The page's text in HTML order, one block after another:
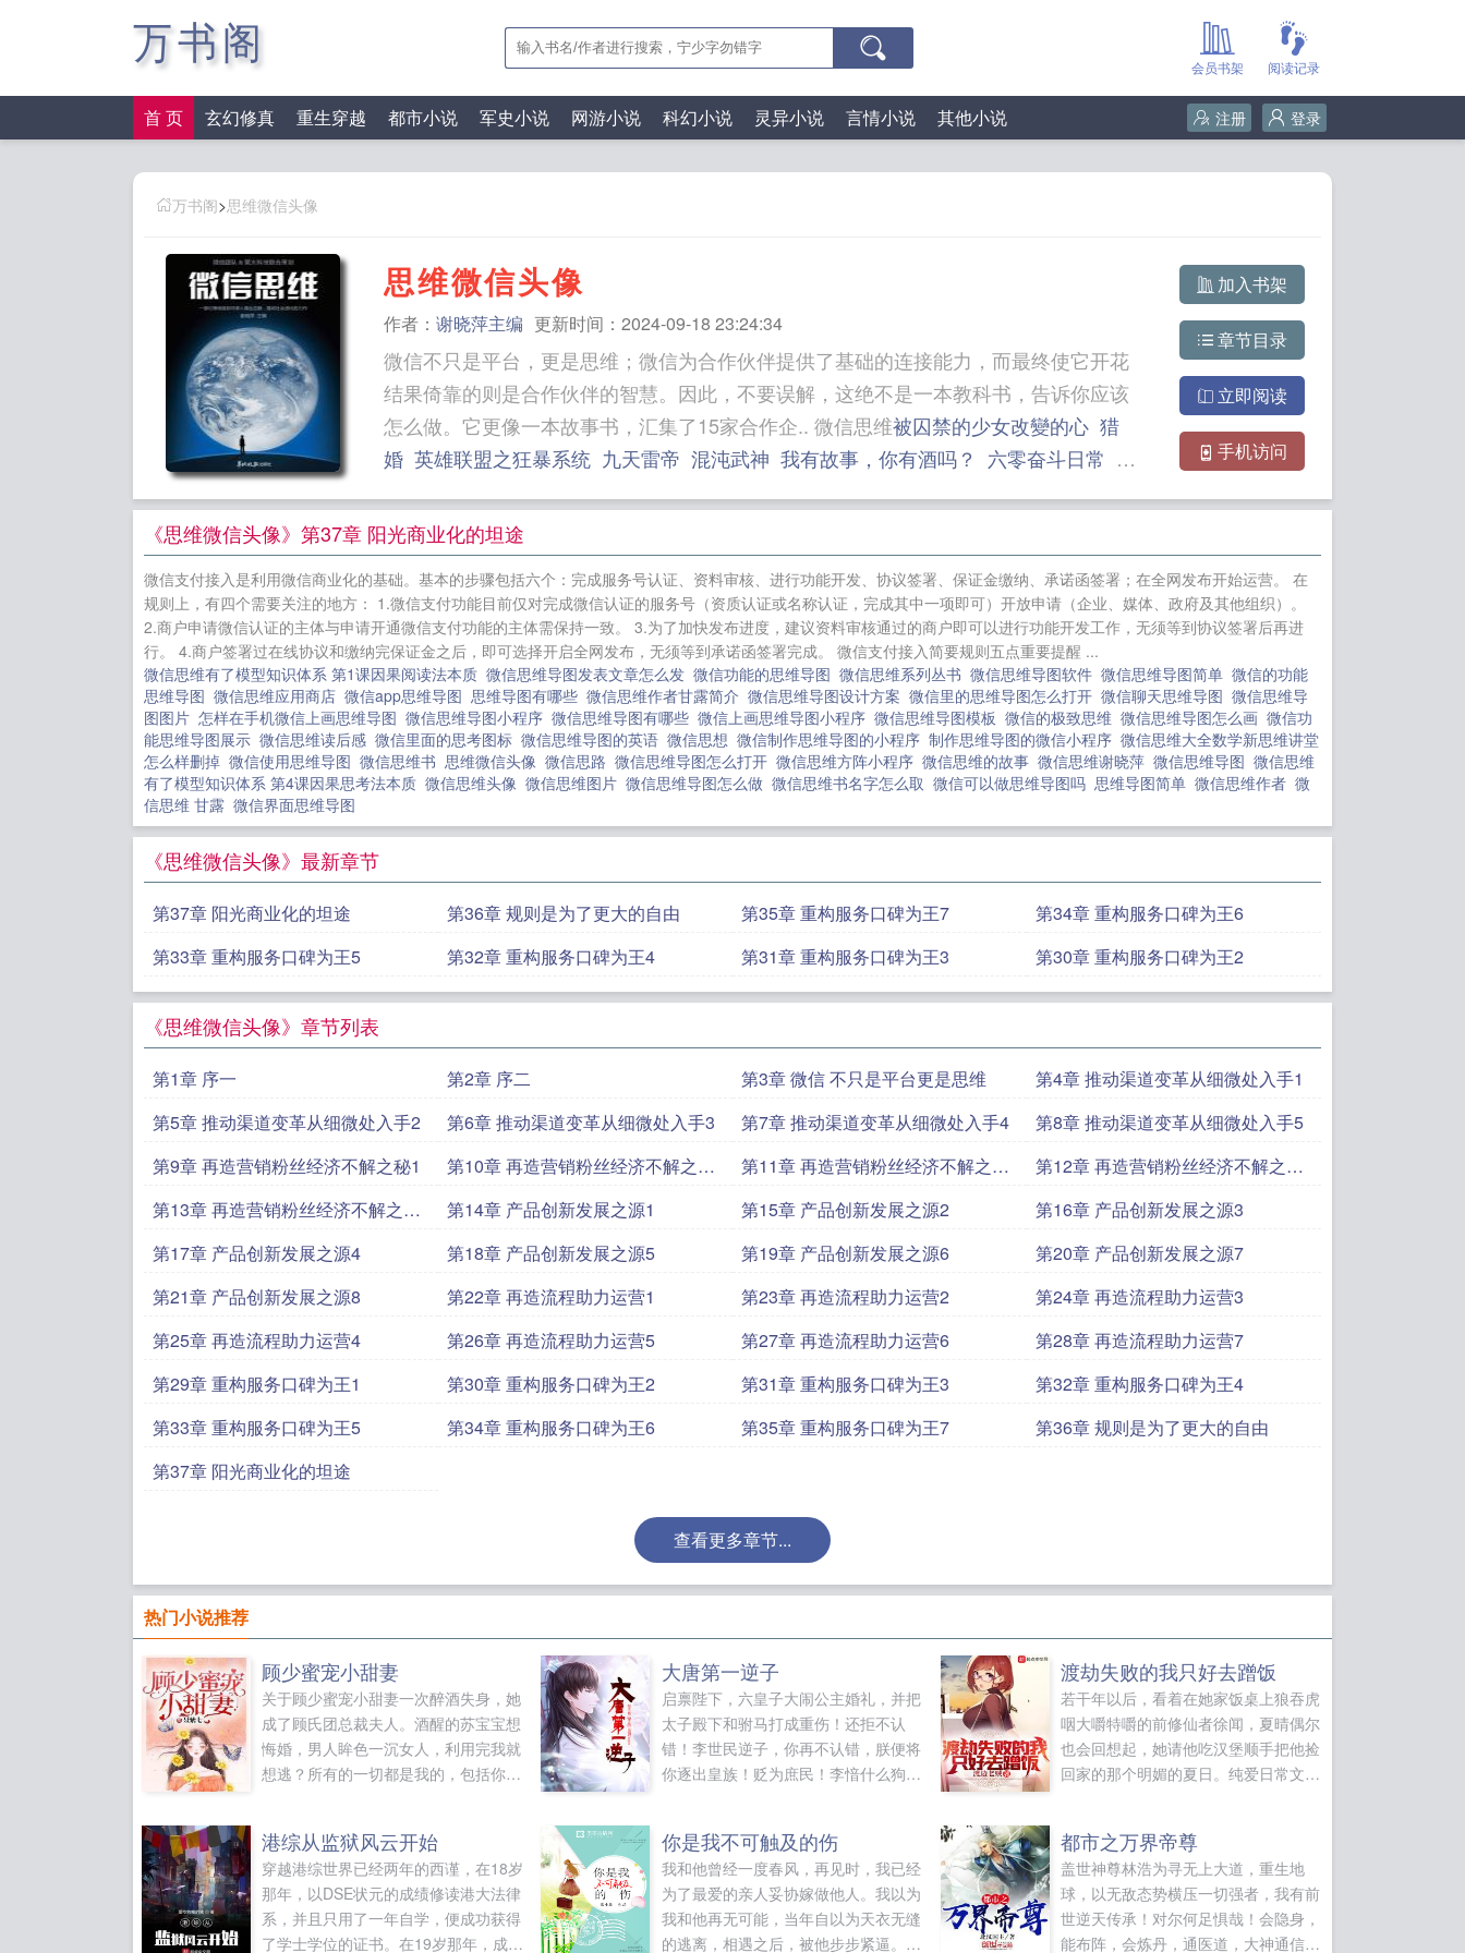
万书阁 阅读记录
会员书架
首 页 玄幻修真 重生穿越 都市小说 军史小说 网游小说 科幻小说 灵异小说 言情小说 其他小说 登录
注册
万书阁>思维微信头像
思维微信头像
作者： 谢晓萍主编 更新时间：2024-09-18 23:24:34
微信不只是平台，更是思维；微信为合作伙伴提供了基础的连接能力，而最终使它开花
结果倚靠的则是合作伙伴的智慧。因此，不要误解，这绝不是一本教科书，告诉你应该
怎么做。它更像一本故事书，汇集了15家合作企.. 微信思维被囚禁的少女改變的心 猎
婚 英雄联盟之狂暴系统 九天雷帝 混沌武神 我有故事，你有酒吗？ 六零奋斗日常 怪
良人共枕眠 你说爱像云
处，为爱而狂
加入书架
章节目录
立即阅读
手机访问
《思维微信头像》第37章 阳光商业化的坦途
微信支付接入是利用微信商业化的基础。基本的步骤包括六个：完成服务号认证、资料审核、进行功能开发、协议签署、保证金缴纳、承诺函签署；在全网发布开始运营。 在
规则上，有四个需要关注的地方： 1.微信支付功能目前仅对完成微信认证的服务号（资质认证或名称认证，完成其中一项即可）开放申请（企业、媒体、政府及其他组织）。
2.商户申请微信认证的主体与申请开通微信支付功能的主体需保持一致。 3.为了加快发布进度，建议资料审核通过的商户即可以进行功能开发工作，无须等到协议签署后再进
行。 4.商户签署过在线协议和缴纳完保证金之后，即可选择开启全网发布，无须等到承诺函签署完成。 微信支付接入简要规则五点重要提醒 ...
微信思维有了模型知识体系 第1课因果阅读法本质 微信思维导图发表文章怎么发 微信功能的思维导图 微信思维系列丛书 微信思维导图软件 微信思维导图简单 微信的功能
思维导图 微信思维应用商店 微信app思维导图 思维导图有哪些 微信思维作者甘露简介 微信思维导图设计方案 微信里的思维导图怎么打开 微信聊天思维导图 微信思维导
图图片 怎样在手机微信上画思维导图 微信思维导图小程序 微信思维导图有哪些 微信上画思维导图小程序 微信思维导图模板 微信的极致思维 微信思维导图怎么画 微信功
能思维导图展示 微信思维读后感 微信里面的思考图标 微信思维导图的英语 微信思想 微信制作思维导图的小程序 制作思维导图的微信小程序 微信思维大全数学新思维讲堂
怎么样删掉 微信使用思维导图 微信思维书 思维微信头像 微信思路 微信思维导图怎么打开 微信思维方阵小程序 微信思维的故事 微信思维谢晓萍 微信思维导图 微信思维
有了模型知识体系 第4课因果思考法本质 微信思维头像 微信思维图片 微信思维导图怎么做 微信思维书名字怎么取 微信可以做思维导图吗 思维导图简单 微信思维作者 微
信思维 甘露 微信界面思维导图
《思维微信头像》最新章节
第37章 阳光商业化的坦途 第36章 规则是为了更大的自由 第35章 重构服务口碑为王7
第34章 重构服务口碑为王6
第33章 重构服务口碑为王5
第32章 重构服务口碑为王4 第31章 重构服务口碑为王3 第30章 重构服务口碑为王2
《思维微信头像》章节列表
第1章 序一 第2章 序二 第3章 微信 不只是平台更是思维
第4章 推动渠道变革从细微处入手1
第5章 推动渠道变革从细微处入手2
第6章 推动渠道变革从细微处入手3 第7章 推动渠道变革从细微处入手4
第8章 推动渠道变革从细微处入手5
第9章 再造营销粉丝经济不解之秘1
第10章 再造营销粉丝经济不解之秘
2
第11章 再造营销粉丝经济不解之秘
3
第12章 再造营销粉丝经济不解之秘
4
第13章 再造营销粉丝经济不解之秘
5
第14章 产品创新发展之源1 第15章 产品创新发展之源2
第16章 产品创新发展之源3
第17章 产品创新发展之源4
第18章 产品创新发展之源5 第19章 产品创新发展之源6
第20章 产品创新发展之源7
第21章 产品创新发展之源8
第22章 再造流程助力运营1 第23章 再造流程助力运营2
第24章 再造流程助力运营3
第25章 再造流程助力运营4
第26章 再造流程助力运营5 第27章 再造流程助力运营6
第28章 再造流程助力运营7
第29章 重构服务口碑为王1
第30章 重构服务口碑为王2 第31章 重构服务口碑为王3
第32章 重构服务口碑为王4
第33章 重构服务口碑为王5
第34章 重构服务口碑为王6 第35章 重构服务口碑为王7
第36章 规则是为了更大的自由
第37章 阳光商业化的坦途
查看更多章节...
热门小说推荐
顾少蜜宠小甜妻
关于顾少蜜宠小甜妻一次醉酒失身，她
成了顾氏团总裁夫人。酒醒的苏宝宝想
悔婚，男人眸色一沉女人，利用完我就
想逃？所有的一切都是我的，包括你传
是一物降一物，他只对这个女人欲罢不
能。苏宝宝前面手撕渣男渣女毫不手
软，后面顾言助她一臂之力。敢惹我的
女人，是活腻歪了吧。...
大唐第一逆子
启禀陛下，六皇子大闹公主婚礼，并把
太子殿下和驸马打成重伤！还拒不认
错！李世民逆子，你再不认错，朕便将
你逐出皇族！贬为庶民！李愔什么狗屁
并且现在过的比您好。他的琉璃厂月入
百万贯。堪比长安半年税收。李世民惊
恐这陛下，六皇子的集团公司提供了千
万个就业岗位，让千万家庭奔小康。月
进账亿万贯！富可敌国！李世民急了快
渡劫失败的我只好去蹭饭
若干年以后，看着在她家饭桌上狼吞虎
咽大嚼特嚼的前修仙者徐闻，夏晴偶尔
也会回想起，她请他吃汉堡顺手把他捡
回家的那个明媚的夏日。纯爱日常文，
友...
港综从监狱风云开始
穿越港综世界已经两年的西谨，在18岁
那年，以DSE状元的成绩修读港大法律
系，并且只用了一年自学，便成功获得
了学士学位的证书。在19岁那年，成功
你是我不可触及的伤
我和他曾经一度春风，再见时，我已经
为了最爱的亲人妥协嫁做他人。我以为
我和他再无可能，当年自以为天衣无缝
的逃离，相遇之后，被他步步紧逼。当
都市之万界帝尊
盖世神尊林浩为寻无上大道，重生地
球，以无敌态势横压一切强者，我有前
世逆天传承！对尔何足惧哉！会隐身，
能布阵，会炼丹，通医道，大神通信手